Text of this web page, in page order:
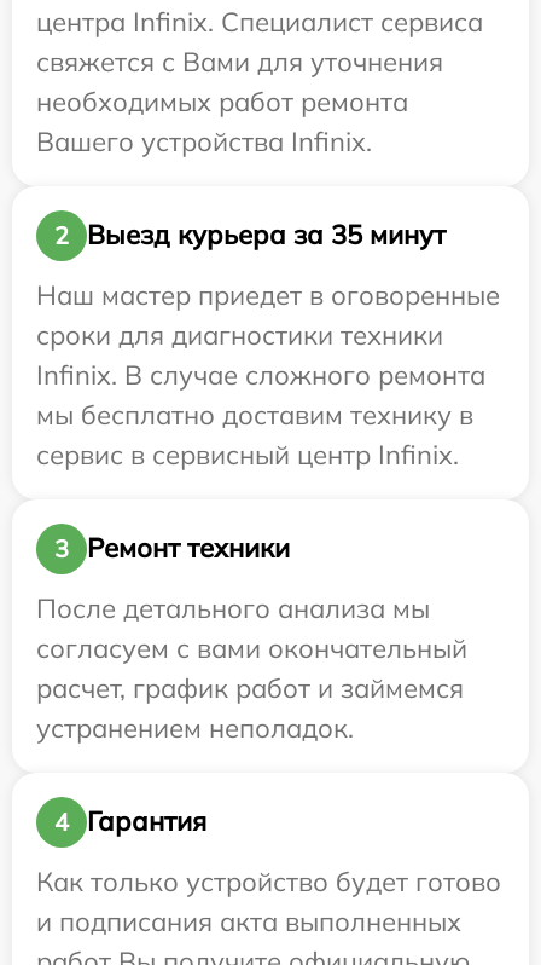
центра Infinix. Специалист сервиса
свяжется с Вами для уточнения
необходимых работ ремонта
Вашего устройства Infinix.
2
Выезд курьера за 35 минут
Наш мастер приедет в оговоренные
сроки для диагностики техники
Infinix. В случае сложного ремонта
мы бесплатно доставим технику в
сервис в сервисный центр Infinix.
3
Ремонт техники
После детального анализа мы
согласуем с вами окончательный
расчет, график работ и займемся
устранением неполадок.
4
Гарантия
Как только устройство будет готово
и подписания акта выполненных